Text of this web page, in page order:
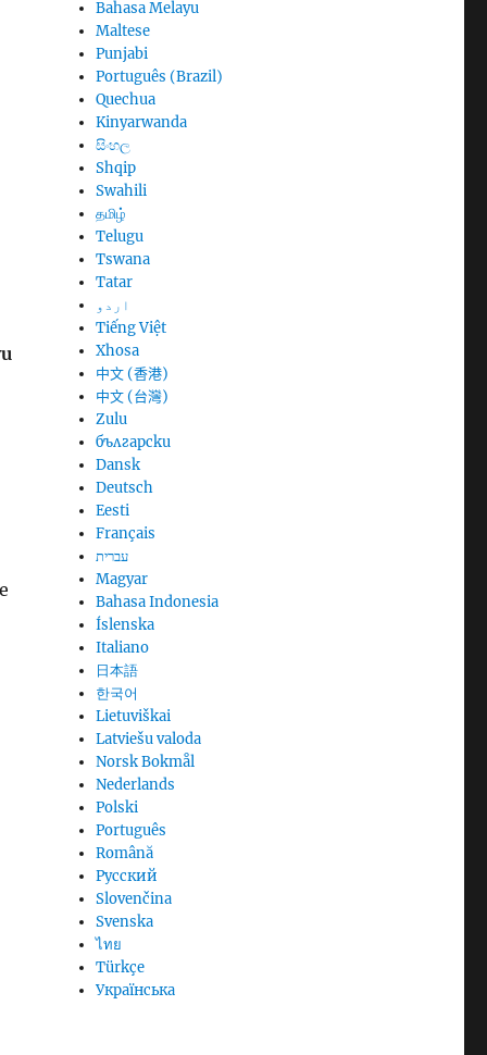
Bahasa Melayu
Maltese
Punjabi
Português (Brazil)
Quechua
Kinyarwanda
සිංහල
Shqip
Swahili
தமிழ்
Telugu
Tswana
Tatar
اردو
Tiếng Việt
Xhosa
中文 (香港)
中文 (台灣)
Zulu
български
Dansk
Deutsch
Eesti
Français
עברית
Magyar
Bahasa Indonesia
Íslenska
Italiano
日本語
한국어
Lietuviškai
Latviešu valoda
Norsk Bokmål
Nederlands
Polski
Português
Română
Русский
Slovenčina
Svenska
ไทย
Türkçe
Українська